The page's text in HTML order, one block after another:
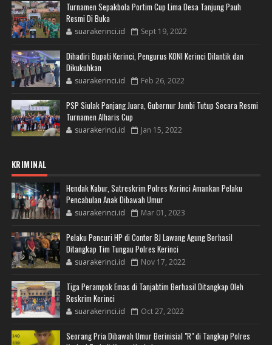
Turnamen Sepakbola Portim Cup Lima Desa Tanjung Pauh
Resmi Di Buka
suarakerinci.id Sept 19, 2022
Dihadiri Bupati Kerinci, Pengurus KONI Kerinci Dilantik dan
Dikukuhkan
suarakerinci.id Feb 26, 2022
PSP Siulak Panjang Juara, Gubernur Jambi Tutup Secara Resmi
Turnamen Alharis Cup
suarakerinci.id Jan 15, 2022
KRIMINAL
Hendak Kabur, Satreskrim Polres Kerinci Amankan Pelaku
Pencabulan Anak Dibawah Umur
suarakerinci.id Mar 01, 2023
Pelaku Pencuri HP di Conter BJ Lawang Agung Berhasil
Ditangkap Tim Tungau Polres Kerinci
suarakerinci.id Nov 17, 2022
Tiga Perampok Emas di Tanjabtim Berhasil Ditangkap Oleh
Reskrim Kerinci
suarakerinci.id Oct 27, 2022
Seorang Pria Dibawah Umur Berinisial "R" di Tangkap Polres